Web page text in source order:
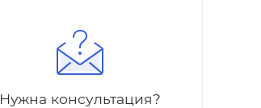
Нужна консультация?